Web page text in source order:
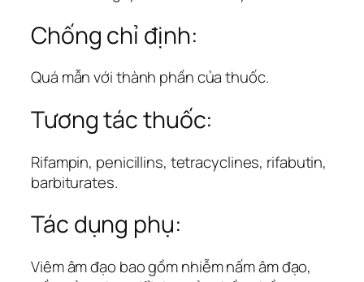
Chống chỉ định:
Quá mẫn với thành phần của thuốc.
Tương tác thuốc:
Rifampin, penicillins, tetracyclines, rifabutin,
barbiturates.
Tác dụng phụ:
Viêm âm đạo bao gồm nhiễm nấm âm đạo,